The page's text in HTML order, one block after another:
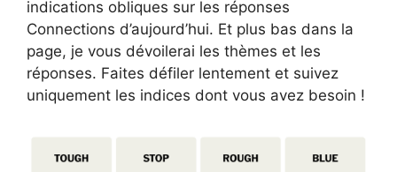
indications obliques sur les réponses
Connections d’aujourd’hui. Et plus bas dans la
page, je vous dévoilerai les thèmes et les
réponses. Faites défiler lentement et suivez
uniquement les indices dont vous avez besoin !